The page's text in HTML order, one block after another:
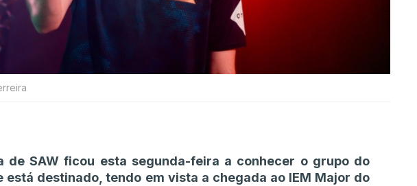
de SAW ficou esta segunda-feira a conhecer o grupo do
está destinado, tendo em vista a chegada ao IEM Major do